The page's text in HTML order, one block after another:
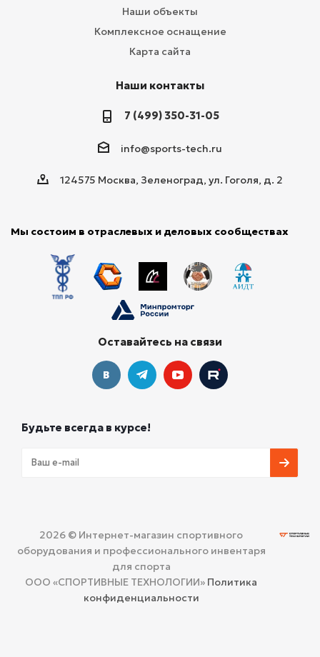
Наши объекты
Комплексное оснащение
Карта сайта
Наши контакты
7 (499) 350-31-05
info@sports-tech.ru
124575 Москва, Зеленоград, ул. Гоголя, д. 2
Мы состоим в отраслевых и деловых сообществах
Оставайтесь на связи
Будьте всегда в курсе!
2026 © Интернет-магазин спортивного
оборудования и профессионального инвентаря
для спорта
ООО «СПОРТИВНЫЕ ТЕХНОЛОГИИ» Политика
конфиденциальности